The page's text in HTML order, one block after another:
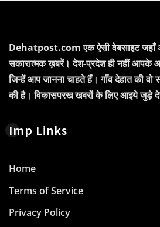
Dehatpost.com एक ऐसी वेबसाइट जहाँ
सकारात्मक ख़बरें। देश-प्रदेश ही नहीं आपके
जिन्हें आप जानना चाहते हैं। गाँव देहात की
की है। विकासपरख खबरों के लिए आइये जुड़े
Imp Links
Home
Terms of Service
Privacy Policy